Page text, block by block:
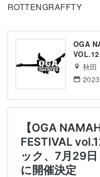
ROTTENGRAFFTY
OGA
VOL.12
秋田